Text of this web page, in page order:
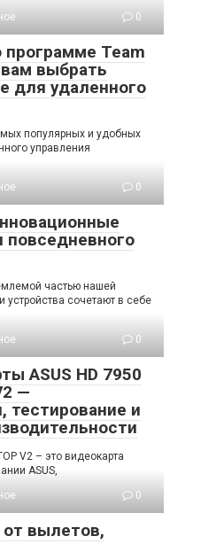
0
Team
выбрать
для удаленного
популярных и удобных
управления
0
повседневного
частью нашей
сочетают в себе
0
ASUS HD 7950
—
тестирование и
V2 – это видеокарта
ASUS,
0
от вылетов,